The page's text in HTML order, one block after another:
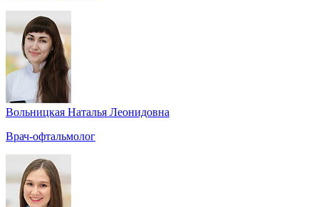
Вольницкая Наталья Леонидовна
Врач-офтальмолог